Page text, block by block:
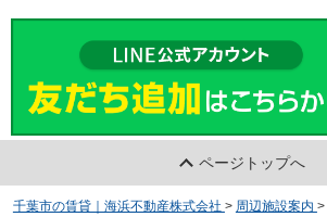
ページトップへ
千葉市の賃貸｜海浜不動産株式会社 > 周辺施設案内 >